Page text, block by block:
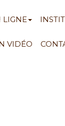
LIGNE
VIDÉO